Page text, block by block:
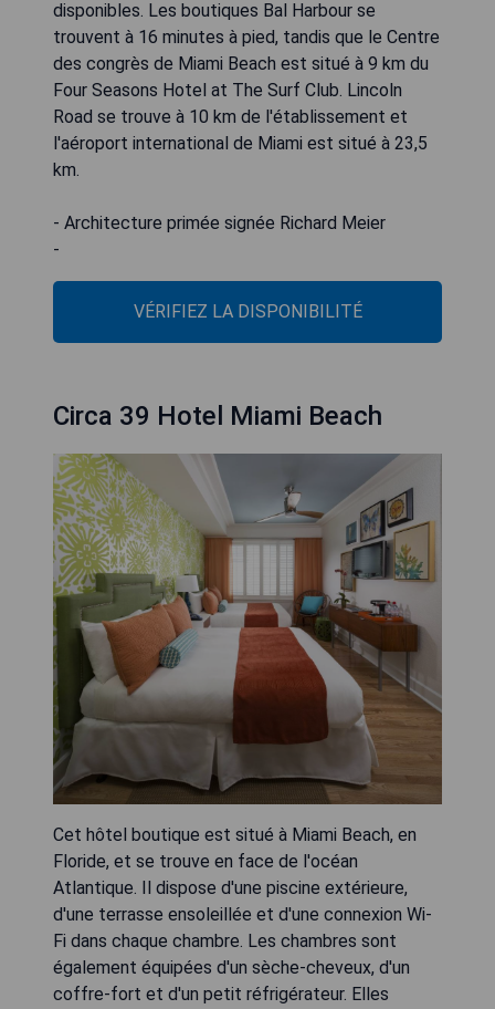
disponibles. Les boutiques Bal Harbour se
trouvent à 16 minutes à pied, tandis que le Centre
des congrès de Miami Beach est situé à 9 km du
Four Seasons Hotel at The Surf Club. Lincoln
Road se trouve à 10 km de l'établissement et
l'aéroport international de Miami est situé à 23,5
km.
- Architecture primée signée Richard Meier
-
VÉRIFIEZ LA DISPONIBILITÉ
Circa 39 Hotel Miami Beach
Cet hôtel boutique est situé à Miami Beach, en
Floride, et se trouve en face de l'océan
Atlantique. Il dispose d'une piscine extérieure,
d'une terrasse ensoleillée et d'une connexion Wi-
Fi dans chaque chambre. Les chambres sont
également équipées d'un sèche-cheveux, d'un
coffre-fort et d'un petit réfrigérateur. Elles